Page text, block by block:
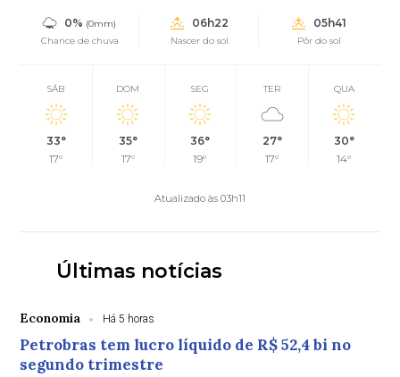
0% (0mm)
Chance de chuva
06h22
Nascer do sol
05h41
Pôr do sol
SÁB
33°
17°
DOM
35°
17°
SEG
36°
19°
TER
27°
17°
QUA
30°
14°
Atualizado às 03h11
Últimas notícias
Economia Há 5 horas
Petrobras tem lucro líquido de R$ 52,4 bi no
segundo trimestre